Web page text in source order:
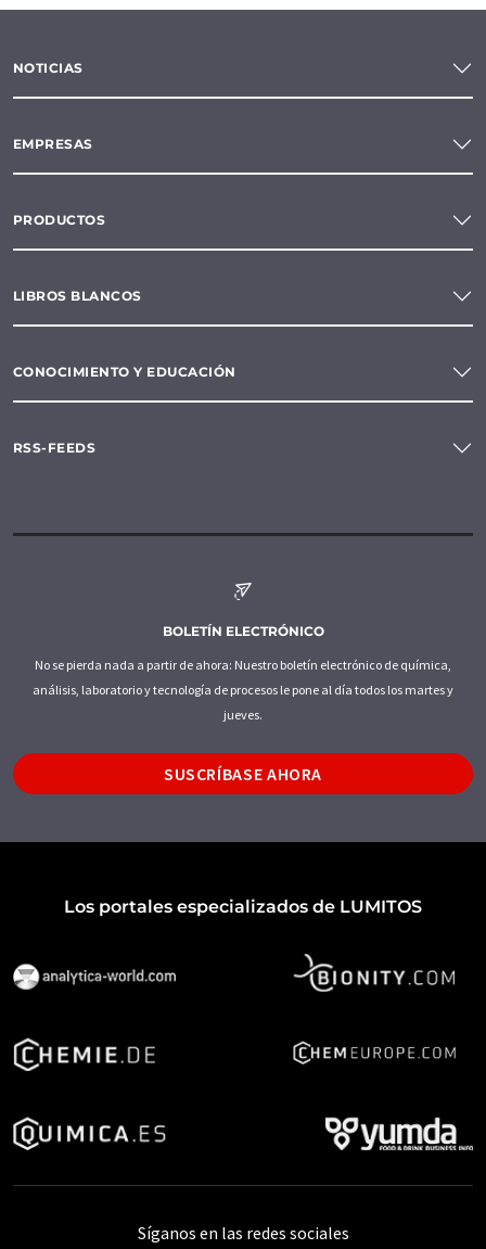
NOTICIAS
EMPRESAS
PRODUCTOS
LIBROS BLANCOS
CONOCIMIENTO Y EDUCACIÓN
RSS-FEEDS
BOLETÍN ELECTRÓNICO
No se pierda nada a partir de ahora: Nuestro boletín electrónico de química,
análisis, laboratorio y tecnología de procesos le pone al día todos los martes y
jueves.
SUSCRÍBASE AHORA
Los portales especializados de LUMITOS
Síganos en las redes sociales